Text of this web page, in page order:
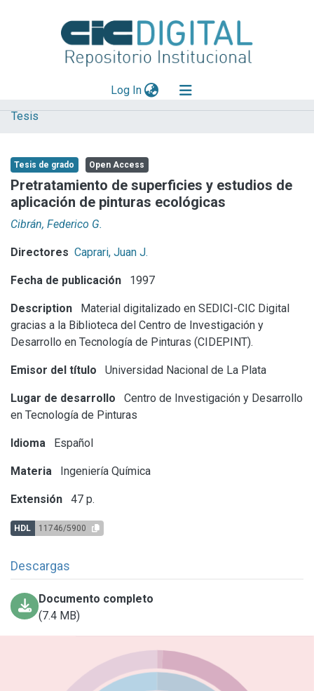
Log In(current)
Explorar
Aportar material
Statistics
Tesis
Tesis de grado Open Access
Pretratamiento de superficies y estudios de
aplicación de pinturas ecológicas
Cibrán, Federico G.
Directores Caprari, Juan J.
Fecha de publicación 1997
Description
Material digitalizado en SEDICI-CIC Digital
gracias a la Biblioteca del Centro de Investigación y
Desarrollo en Tecnología de Pinturas (CIDEPINT).
Emisor del título Universidad Nacional de La Plata
Lugar de desarrollo
Centro de Investigación y Desarrollo
en Tecnología de Pinturas
Idioma Español
Materia Ingeniería Química
Extensión 47 p.
HDL 11746/5900
Descargas
Documento completo
(7.4 MB)